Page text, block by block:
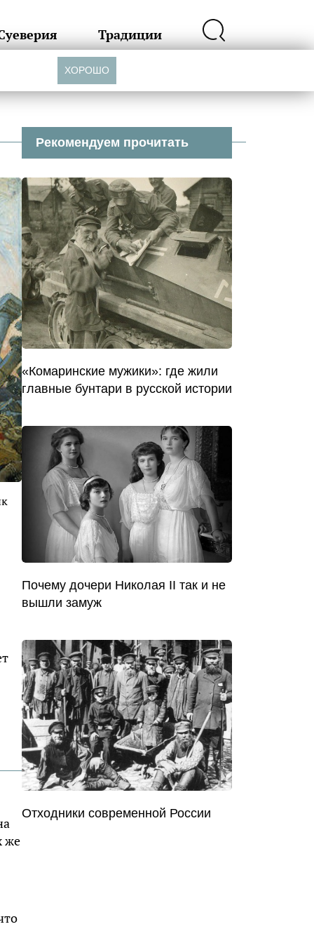
Традиции
же
Рекомендуем прочитать
«Комаринские мужики»: где жили
главные бунтари в русской истории
Почему дочери Николая II так и не
вышли замуж
Отходники современной России
ХОРОШО